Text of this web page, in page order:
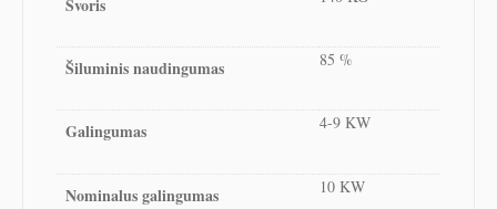
Šiluminis naudingumas 85 %
Galingumas 4-9 KW
Nominalus galingumas 10 KW